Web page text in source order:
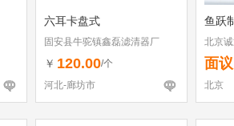
六耳卡盘式
固安县牛驼镇鑫磊滤清器厂
￥ 120.00/个
河北-廊坊市
鱼跃
北京
面议
北京